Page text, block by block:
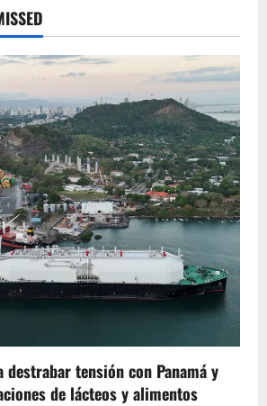
destrabar tensión con Panamá y
de lácteos y alimentos